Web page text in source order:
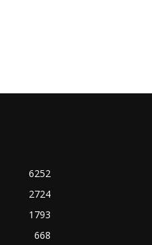
6252
2724
1793
668